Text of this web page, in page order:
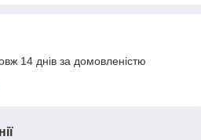
14 днів за домовленістю